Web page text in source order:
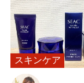
スキンケア